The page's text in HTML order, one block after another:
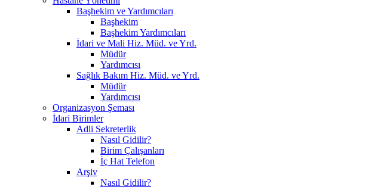
Başhekim ve Yardımcıları
Başhekim
Başhekim Yardımcıları
İdari ve Mali Hiz. Müd. ve Yrd.
Müdür
Yardımcısı
Sağlık Bakım Hiz. Müd. ve Yrd.
Müdür
Yardımcısı
Organizasyon Şeması
İdari Birimler
Adli Sekreterlik
Nasıl Gidilir?
Birim Çalışanları
İç Hat Telefon
Arşiv
Nasıl Gidilir?